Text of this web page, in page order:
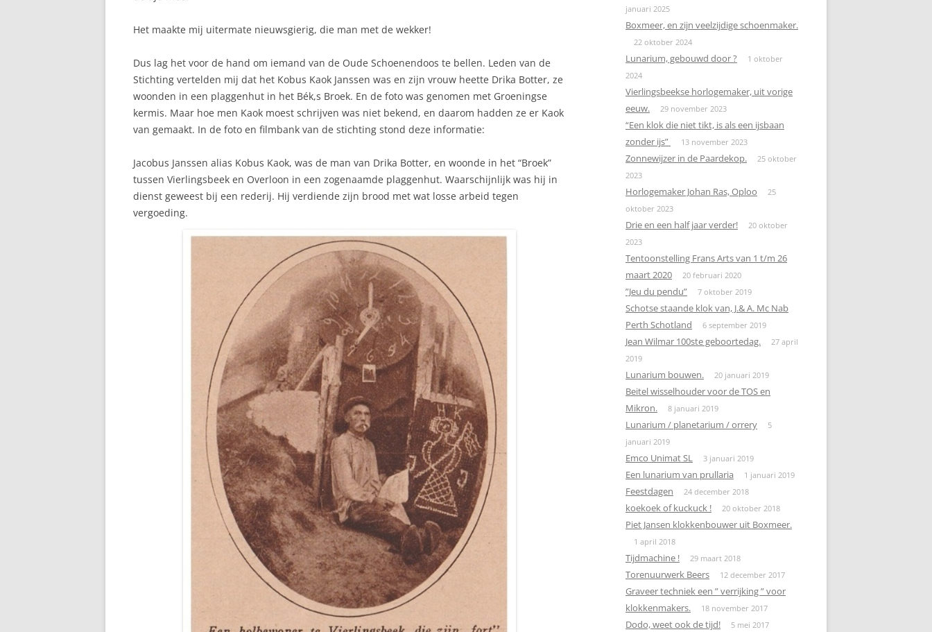
Het maakte mij uitermate nieuwsgierig, die man met de wekker!
Dus lag het voor de hand om iemand van de Oude Schoenendoos te bellen. Leden van de
Stichting vertelden mij dat het Kobus Kaok Janssen was en zijn vrouw heette Drika Botter, ze
woonden in een plaggenhut in het Bék,s Broek. En de foto was genomen met Groeningse
kermis. Maar hoe men Kaok moest schrijven was niet bekend, en daarom hadden ze er Kaok
van gemaakt. In de foto en filmbank van de stichting stond deze informatie:
Jacobus Janssen alias Kobus Kaok, was de man van Drika Botter, en woonde in het “Broek”
tussen Vierlingsbeek en Overloon in een zogenaamde plaggenhut. Waarschijnlijk was hij in
dienst geweest bij een rederij. Hij verdiende zijn brood met wat losse arbeid tegen
vergoeding.
januari 2025
Boxmeer, en zijn veelzijdige schoenmaker.
22 oktober 2024
Lunarium, gebouwd door ?
1 oktober
2024
Vierlingsbeekse horlogemaker, uit vorige
eeuw.
29 november 2023
“Een klok die niet tikt, is als een ijsbaan
zonder ijs”
13 november 2023
Zonnewijzer in de Paardekop.
25 oktober
2023
Horlogemaker Johan Ras, Oploo
25
oktober 2023
Drie en een half jaar verder!
20 oktober
2023
Tentoonstelling Frans Arts van 1 t/m 26
maart 2020
20 februari 2020
”Jeu du pendu” 7 oktober 2019
Schotse staande klok van, J.& A. Mc Nab
Perth Schotland
6 september 2019
Jean Wilmar 100ste geboortedag.
27 april
2019
Lunarium bouwen. 20 januari 2019
Beitel wisselhouder voor de TOS en
Mikron.
8 januari 2019
Lunarium / planetarium / orrery
5
januari 2019
Emco Unimat SL 3 januari 2019
Een lunarium van prullaria 1 januari 2019
Feestdagen 24 december 2018
koekoek of kuckuck ! 20 oktober 2018
Piet Jansen klokkenbouwer uit Boxmeer.
1 april 2018
Tijdmachine ! 29 maart 2018
Torenuurwerk Beers 12 december 2017
Graveer techniek een ” verrijking ” voor
klokkenmakers.
18 november 2017
Dodo, weet ook de tijd! 5 mei 2017